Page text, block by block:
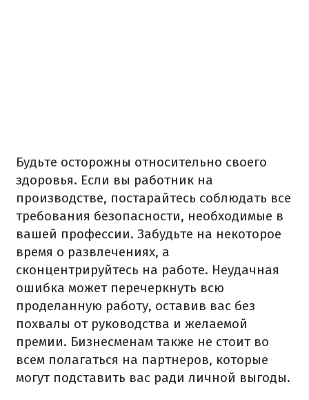
Будьте осторожны относительно своего
здоровья. Если вы работник на
производстве, постарайтесь соблюдать все
требования безопасности, необходимые в
вашей профессии. Забудьте на некоторое
время о развлечениях, а
сконцентрируйтесь на работе. Неудачная
ошибка может перечеркнуть всю
проделанную работу, оставив вас без
похвалы от руководства и желаемой
премии. Бизнесменам также не стоит во
всем полагаться на партнеров, которые
могут подставить вас ради личной выгоды.